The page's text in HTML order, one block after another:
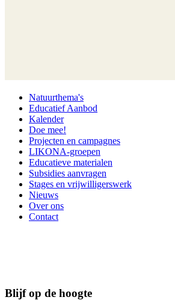
Natuurthema's
Educatief Aanbod
Kalender
Doe mee!
Projecten en campagnes
LIKONA-groepen
Educatieve materialen
Subsidies aanvragen
Stages en vrijwilligerswerk
Nieuws
Over ons
Contact
Blijf op de hoogte